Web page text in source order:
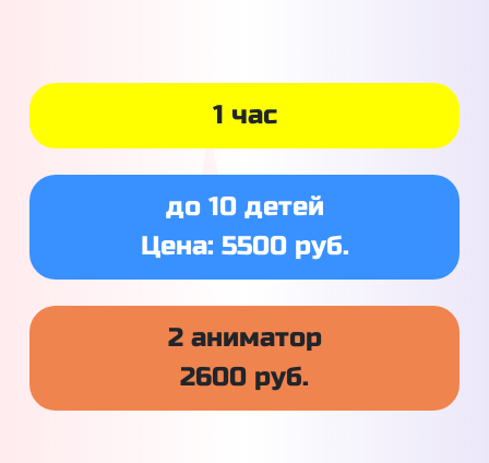
1 час
до 10 детей
Цена: 5500 руб.
2 аниматор
2600 руб.